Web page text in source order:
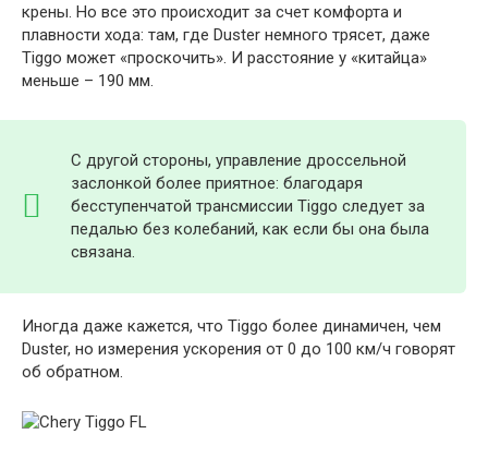
крены. Но все это происходит за счет комфорта и
плавности хода: там, где Duster немного трясет, даже
Tiggo может «проскочить». И расстояние у «китайца»
меньше – 190 мм.
С другой стороны, управление дроссельной
заслонкой более приятное: благодаря
бесступенчатой ​​трансмиссии Tiggo следует за
педалью без колебаний, как если бы она была
связана.
Иногда даже кажется, что Tiggo более динамичен, чем
Duster, но измерения ускорения от 0 до 100 км/ч говорят
об обратном.